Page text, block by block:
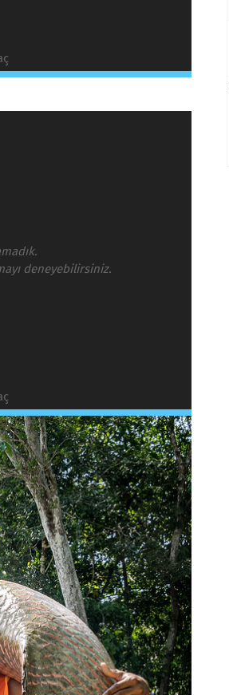
deneyebilirsiniz.